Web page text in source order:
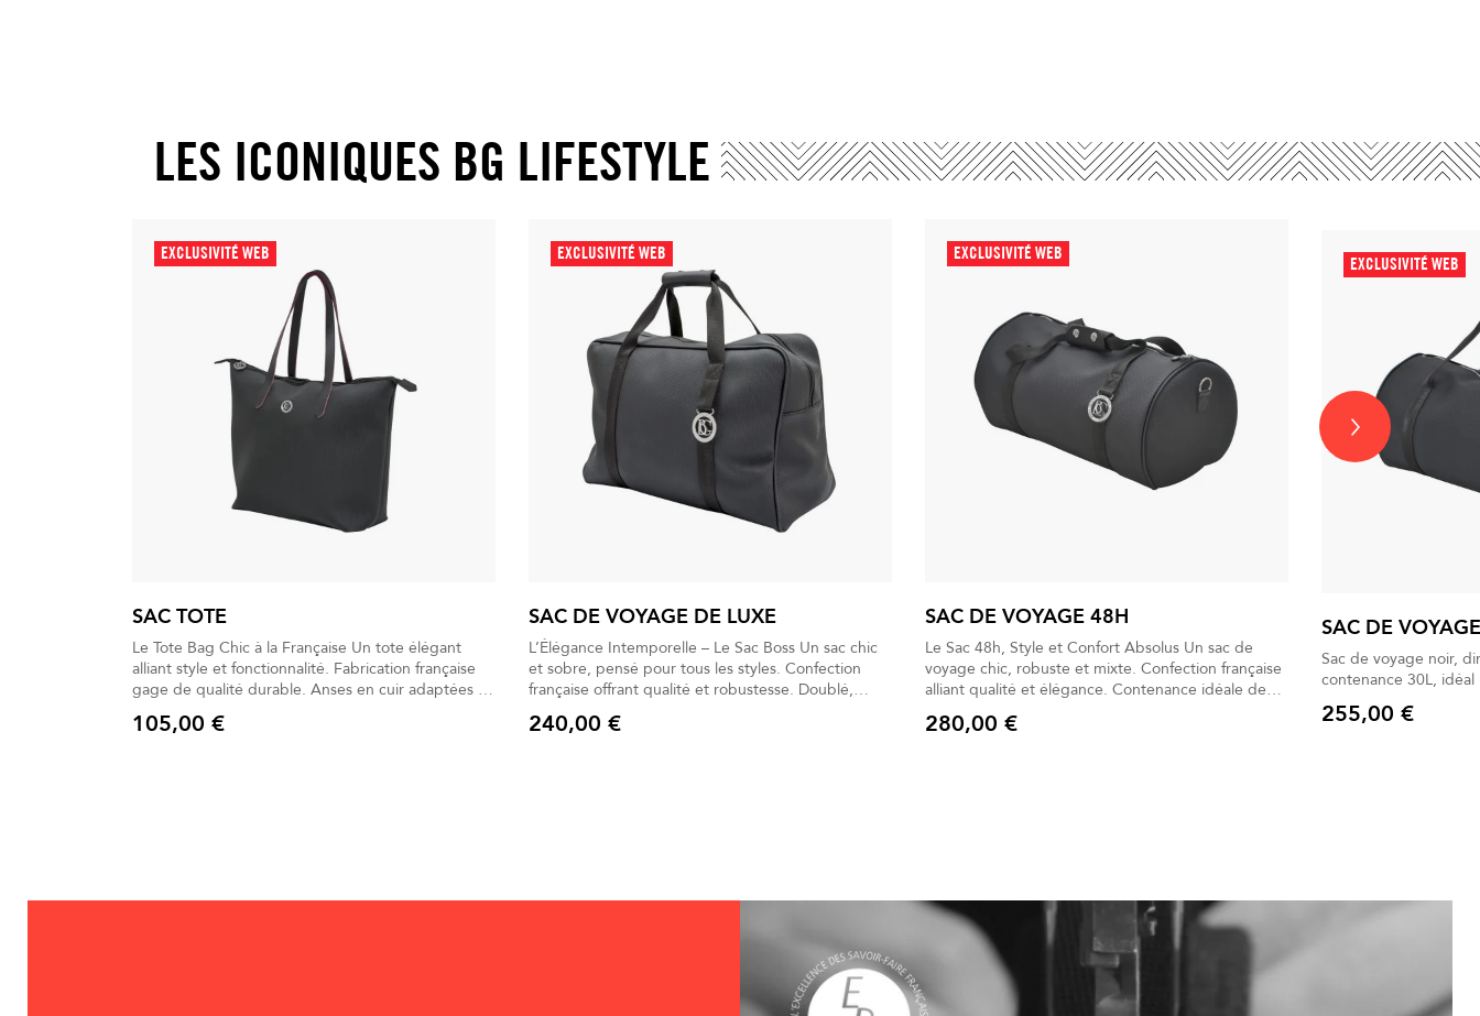
LES ICONIQUES BG LIFESTYLE
EXCLUSIVITÉ WEB
SAC TOTE
Le Tote Bag Chic à la Française Un tote élégant
alliant style et fonctionnalité. Fabrication française
gage de qualité durable. Anses en cuir adaptées à
un rythme urbain actif. Contenance 9L, idéal pour
tous vos essentiels. Pochette assortie pour un accès
Prix
105,00 €
EXCLUSIVITÉ WEB
SAC DE VOYAGE DE LUXE
L’Élégance Intemporelle – Le Sac Boss Un sac chic
et sobre, pensé pour tous les styles. Confection
française offrant qualité et robustesse. Doublé,
imperméable et renforcé pour durer. Parfait pour le
travail, les sorties et les voyages. Pratique, il
Prix
240,00 €
EXCLUSIVITÉ WEB
SAC DE VOYAGE 48H
Le Sac 48h, Style et Confort Absolus Un sac de
voyage chic, robuste et mixte. Confection française
alliant qualité et élégance. Contenance idéale de
48L pour partir serein. Pochette assortie pour plus
de praticité. Bandoulière, poignées cuir et détails
Prix
280,00 €
EXCLUSIVITÉ WEB
SAC DE
Sac de voyage noir,
contenance 30L,
Prix
255,00 €